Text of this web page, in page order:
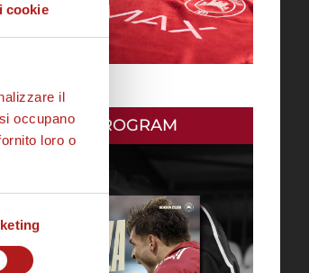
cookie
il
occupano
loro o
MATCH PROGRAM